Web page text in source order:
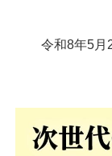
令和8年5月
名張